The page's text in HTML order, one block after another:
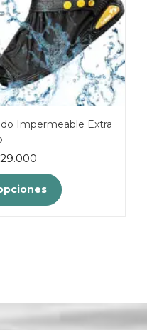
Impermeable Extra
29.000El
precio
actual
es: